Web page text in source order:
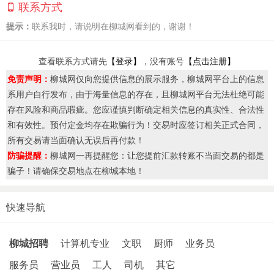
联系方式
提示： 联系我时，请说明在柳城网看到的，谢谢！
查看联系方式请先 【登录】 ，没有账号 【点击注册】
免责声明： 柳城网仅向您提供信息的展示服务，柳城网平台上的信息
系用户自行发布，由于海量信息的存在，且柳城网平台无法杜绝可能
存在风险和商品瑕疵。您应谨慎判断确定相关信息的真实性、合法性
和有效性。预付定金均存在欺骗行为！交易时应签订相关正式合同，
所有交易请当面确认无误后再付款！
防骗提醒： 柳城网一再提醒您：让您提前汇款转账不当面交易的都是
骗子！请确保交易地点在柳城本地！
快速导航
柳城招聘 计算机专业 文职 厨师
业务员
服务员
营业员 工人 司机 其它